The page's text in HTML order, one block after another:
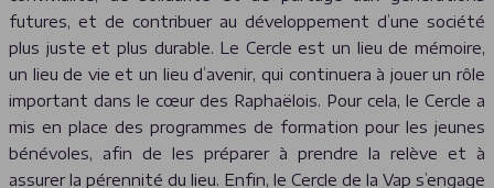
futures, et de contribuer au développement d’une société
plus juste et plus durable. Le Cercle est un lieu de mémoire,
un lieu de vie et un lieu d’avenir, qui continuera à jouer un rôle
important dans le cœur des Raphaëlois. Pour cela, le Cercle a
mis en place des programmes de formation pour les jeunes
bénévoles, afin de les préparer à prendre la relève et à
assurer la pérennité du lieu. Enfin, le Cercle de la Vap s’engage